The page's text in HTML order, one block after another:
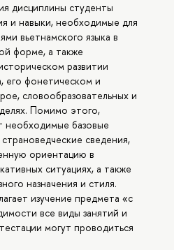
дисциплины студенты
и навыки, необходимые для
вьетнамского языка в
форме, а также
развитии
его фонетическом и
словообразовательных и
Помимо этого,
необходимые базовые
сведения,
ориентацию в
ситуациях, а также
назначения и стиля.
изучение предмета «с
все виды занятий и
могут проводиться